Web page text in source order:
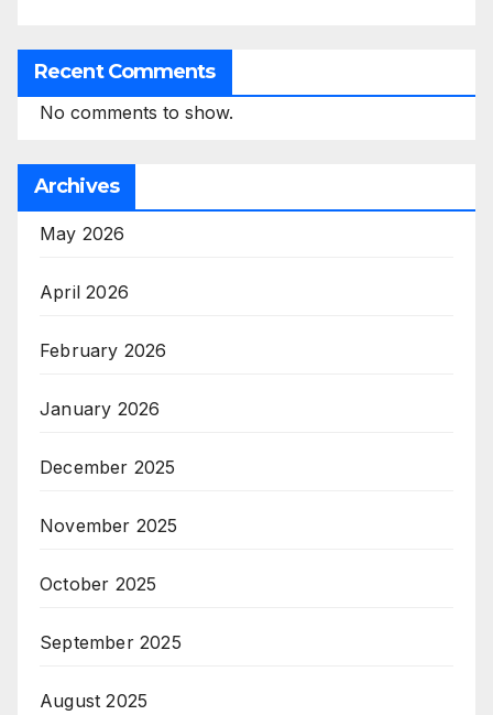
Recent Comments
No comments to show.
Archives
May 2026
April 2026
February 2026
January 2026
December 2025
November 2025
October 2025
September 2025
August 2025